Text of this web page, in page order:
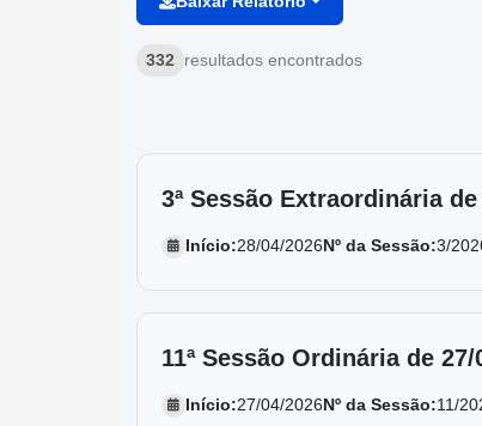
332 resultados encontrados
3ª Sessão Extraordinária de
Início:28/04/2026Nº da Sessão:3/
11ª Sessão Ordinária de 27/
Início:27/04/2026Nº da Sessão:11/